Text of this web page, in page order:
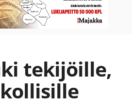
tekijöille,